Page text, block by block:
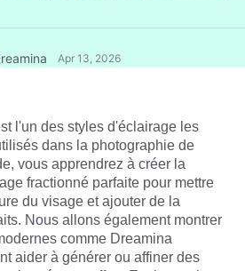
Apr 13, 2026
l'un des styles d'éclairage les
dans la photographie de
vous apprendrez à créer la
fractionné parfaite pour mettre
du visage et ajouter de la
Nous allons également montrer
aider à générer ou affiner des